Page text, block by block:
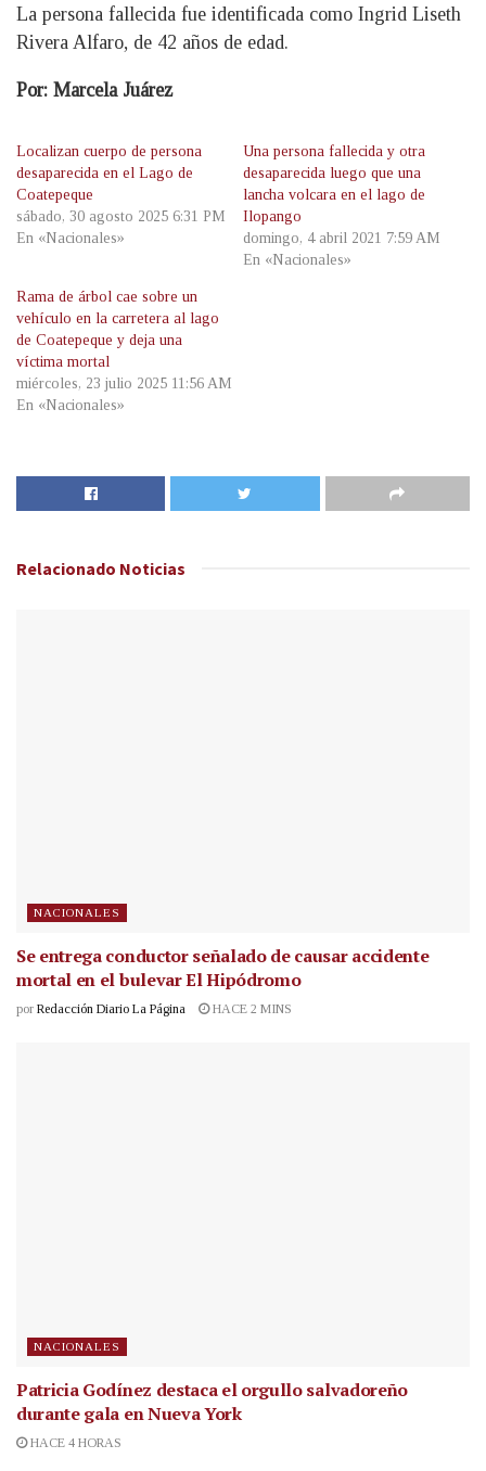
La persona fallecida fue identificada como Ingrid Liseth
Rivera Alfaro, de 42 años de edad.
Por: Marcela Juárez
Localizan cuerpo de persona
desaparecida en el Lago de
Coatepeque
sábado, 30 agosto 2025 6:31 PM
En «Nacionales»
Una persona fallecida y otra
desaparecida luego que una
lancha volcara en el lago de
Ilopango
domingo, 4 abril 2021 7:59 AM
En «Nacionales»
Rama de árbol cae sobre un
vehículo en la carretera al lago
de Coatepeque y deja una
víctima mortal
miércoles, 23 julio 2025 11:56 AM
En «Nacionales»
Relacionado Noticias
NACIONALES
Se entrega conductor señalado de causar accidente
mortal en el bulevar El Hipódromo
por Redacción Diario La Página HACE 2 MINS
NACIONALES
Patricia Godínez destaca el orgullo salvadoreño
durante gala en Nueva York
HACE 4 HORAS